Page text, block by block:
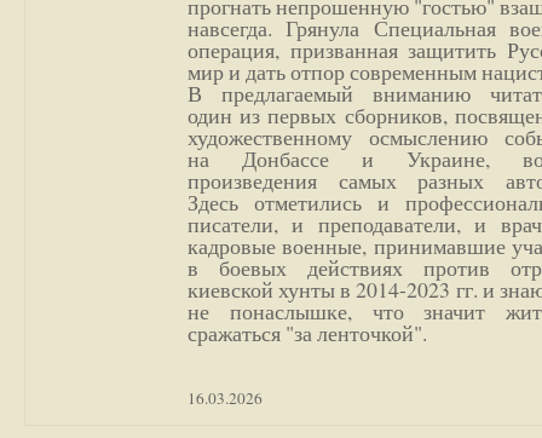
прогнать непрошенную "гостью"
навсегда. Грянула Специальная
операция, призванная защитить
мир и дать отпор современным
В предлагаемый вниманию
один из первых сборников,
художественному осмыслению
на Донбассе и Украине,
произведения самых разных
Здесь отметились и
писатели, и преподаватели, и
кадровые военные, принимавшие
в боевых действиях против
киевской хунты в 2014-2023 гг. и
не понаслышке, что значит
сражаться "за ленточкой".
16.03.2026